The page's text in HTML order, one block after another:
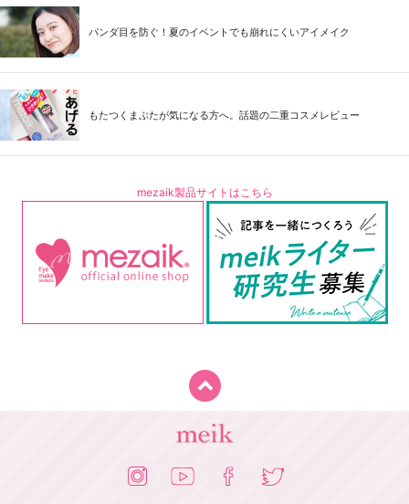
パンダ目を防ぐ！夏のイベントでも崩れにくいアイメイク
もたつくまぶたが気になる方へ。話題の二重コスメレビュー
mezaik製品サイトはこちら